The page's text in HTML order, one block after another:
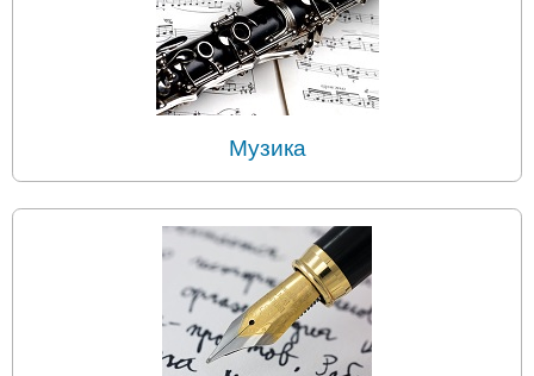
Музика